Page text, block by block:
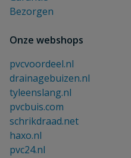
Bezorgen
Onze webshops
pvcvoordeel.nl
drainagebuizen.nl
tyleenslang.nl
pvcbuis.com
schrikdraad.net
haxo.nl
pvc24.nl